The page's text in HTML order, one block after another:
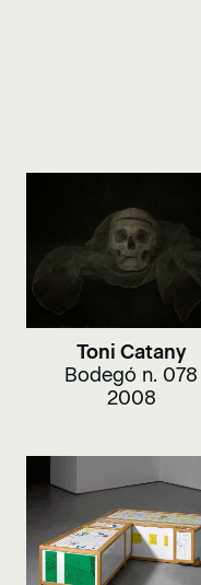
Toni Catany
Bodegó n. 078
2008